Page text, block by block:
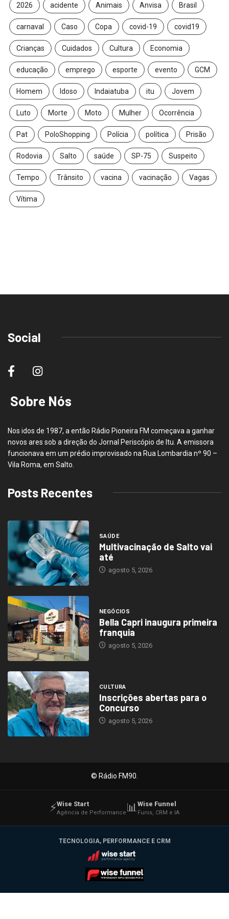
2026 acidente Animais Anvisa Brasil
carnaval Caso Copa covid-19 covid19
Crianças Cuidados Cultura Economia
educação emprego esporte evento GCM
Homem Idoso Indaiatuba itu Jovem
Luto Morte Moto Mulher Ocorrência
Pat PoloShopping Polícia política Prisão
Rodovia Salto saúde SP-75 Suspeito
Tempo Trânsito vacina vacinação Vagas
Vítima
Social
Sobre Nós
Nos idos de 1987, a então Rádio Pioneira FM começava a ganhar
novos ares sob a direção do Jornal Periscópio de Itu. A emissora
funcionava em um prédio improvisado na Rua Lombardia nº 90 –
Vila Roma, em Salto.
Posts Recentes
SAÚDE
Multivacinação de Salto vai
até
agosto 5, 2026
NEGÓCIOS
Bella Capri inaugura primeira
franquia
agosto 5, 2026
CULTURA
Inscrições abertas para o
Concurso
agosto 5, 2026
© Rádio FM90.
⚡Wise Start
Agência de Performance 📊Wise Funnel
Funis, CRM e IA
TECNOLOGIA, PERFORMANCE E CRM
Wise Start
Wise Funnel